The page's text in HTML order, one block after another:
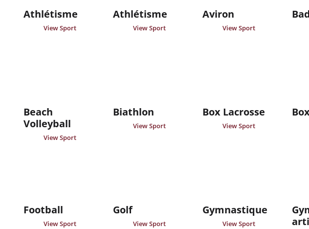
Athlétisme
View Sport
Athlétisme
View Sport
Aviron
View Sport
Beach
Volleyball
View Sport
Biathlon
View Sport
Box Lacrosse
View Sport
Football
View Sport
Golf
View Sport
Gymnastique
View Sport